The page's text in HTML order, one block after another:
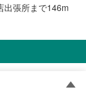
出張所まで146m